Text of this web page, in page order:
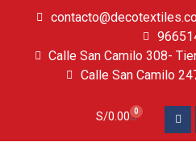
Calle San Camilo 308-
Calle San Camilo
S/0.00 0